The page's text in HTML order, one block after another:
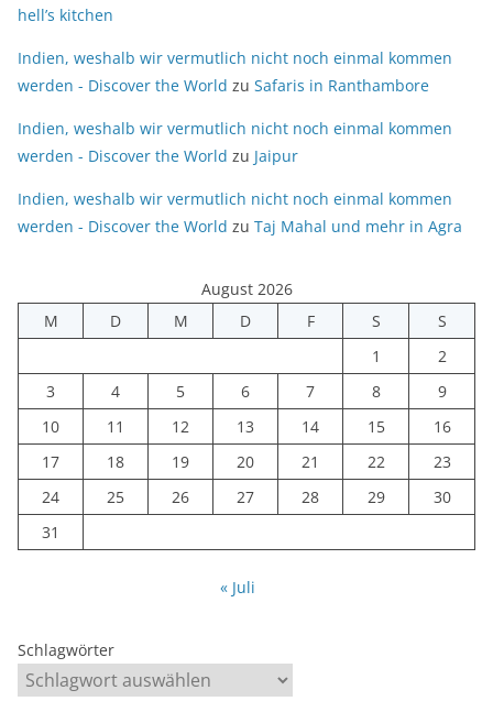
hell’s kitchen
Indien, weshalb wir vermutlich nicht noch einmal kommen
werden - Discover the World zu Safaris in Ranthambore
Indien, weshalb wir vermutlich nicht noch einmal kommen
werden - Discover the World zu Jaipur
Indien, weshalb wir vermutlich nicht noch einmal kommen
werden - Discover the World zu Taj Mahal und mehr in Agra
August 2026
M
D M D F S
S
1
2
3
4 5 6 7 8
9
10
11 12 13 14 15
16
17
18 19 20 21 22
23
24
25 26 27 28 29
30
31
« Juli
Schlagwörter